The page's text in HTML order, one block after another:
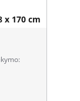
x 170 cm